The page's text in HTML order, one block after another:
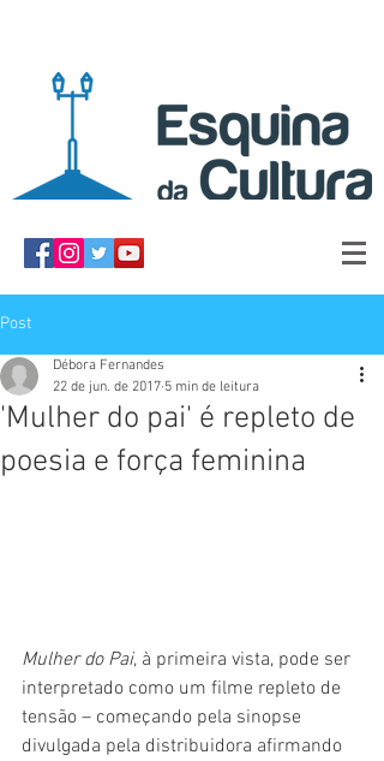
Post
'Mulher do pai' é repleto de
poesia e força feminina
Débora Fernandes
22 de jun. de 2017 5 min de leitura
Mulher do Pai, à primeira vista, pode ser
interpretado como um filme repleto de
tensão – começando pela sinopse
divulgada pela distribuidora afirmando